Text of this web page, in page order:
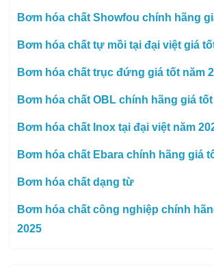
Bơm hóa chất Showfou chính hãng
Bơm hóa chất tự mồi tại đại việt giá
Bơm hóa chất trục đứng giá tốt năm
Bơm hóa chất OBL chính hãng giá tốt
Bơm hóa chất Inox tại đại việt năm
Bơm hóa chất Ebara chính hãng giá
Bơm hóa chất dạng từ
Bơm hóa chất công nghiệp chính
2025